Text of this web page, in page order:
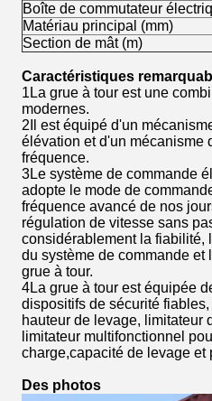
Boîte de commutateur
Matériau principal (mm)
Section de mât (m)
Caractéristiques
1La grue à tour est une
modernes.
2Il est équipé d'un
élévation et d'un mécanisme
fréquence.
3Le système de commande
adopte le mode de
fréquence avancé de nos
régulation de vitesse sans
considérablement la fiabilité,
du système de commande et
grue à tour.
4La grue à tour est équipée
dispositifs de sécurité
hauteur de levage, limitateur
limitateur multifonctionnel
charge,capacité de levage et
Des photos